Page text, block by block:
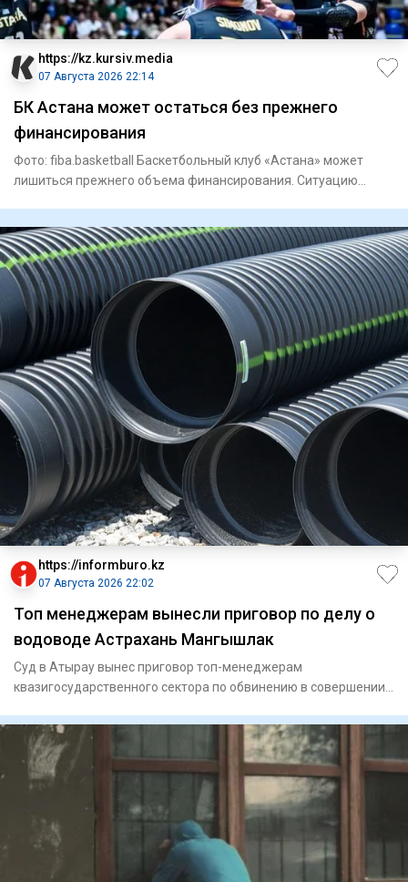
https://kz.kursiv.media
07 Августа 2026 22:14
БК Астана может остаться без прежнего
финансирования
Фото: fiba.basketball Баскетбольный клуб «Астана» может
лишиться прежнего объема финансирования. Ситуацию
https://informburo.kz
07 Августа 2026 22:02
Топ менеджерам вынесли приговор по делу о
водоводе Астрахань Мангышлак
Суд в Атырау вынес приговор топ-менеджерам
квазигосударственного сектора по обвинению в совершении